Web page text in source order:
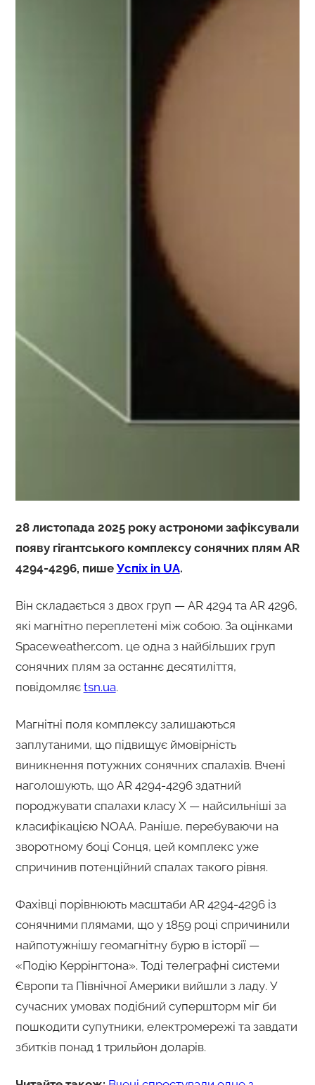
28 листопада 2025 року астрономи зафіксували
появу гігантського комплексу сонячних плям AR
4294-4296, пише Успіх in UA.
Він складається з двох груп — AR 4294 та AR 4296,
які магнітно переплетені між собою. За оцінками
Spaceweather.com, це одна з найбільших груп
сонячних плям за останнє десятиліття,
повідомляє tsn.ua.
Магнітні поля комплексу залишаються
заплутаними, що підвищує ймовірність
виникнення потужних сонячних спалахів. Вчені
наголошують, що AR 4294-4296 здатний
породжувати спалахи класу X — найсильніші за
класифікацією NOAA. Раніше, перебуваючи на
зворотному боці Сонця, цей комплекс уже
спричинив потенційний спалах такого рівня.
Фахівці порівнюють масштаби AR 4294-4296 із
сонячними плямами, що у 1859 році спричинили
найпотужнішу геомагнітну бурю в історії —
«Подію Керрінгтона». Тоді телеграфні системи
Європи та Північної Америки вийшли з ладу. У
сучасних умовах подібний супершторм міг би
пошкодити супутники, електромережі та завдати
збитків понад 1 трильйон доларів.